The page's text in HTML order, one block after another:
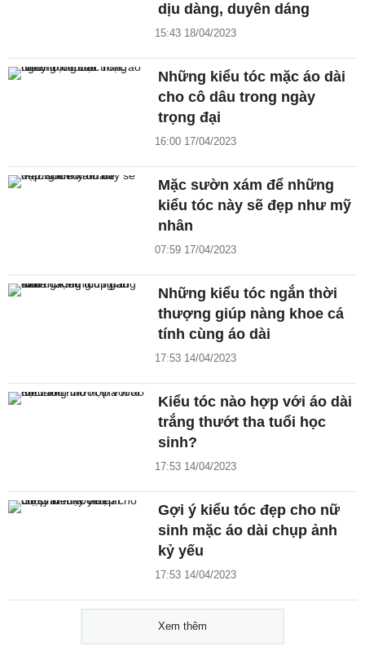
dịu dàng, duyên dáng
15:43 18/04/2023
Những kiểu tóc mặc áo dài
cho cô dâu trong ngày
trọng đại
16:00 17/04/2023
Mặc sườn xám để những
kiểu tóc này sẽ đẹp như mỹ
nhân
07:59 17/04/2023
Những kiểu tóc ngắn thời
thượng giúp nàng khoe cá
tính cùng áo dài
17:53 14/04/2023
Kiểu tóc nào hợp với áo dài
trắng thướt tha tuổi học
sinh?
17:53 14/04/2023
Gợi ý kiểu tóc đẹp cho nữ
sinh mặc áo dài chụp ảnh
kỷ yếu
17:53 14/04/2023
Xem thêm